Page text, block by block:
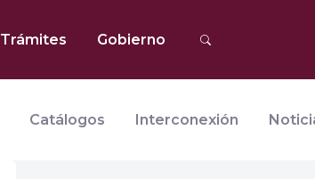
Trámites Gobierno
Catálogos Interconexión